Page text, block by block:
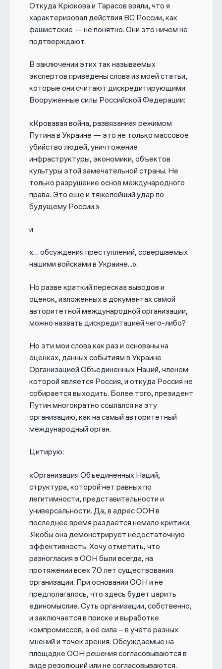
Откуда Крюкова и Тарасов взяли, что я
характеризовал действия ВС России, как
фашистские — не понятно. Они это ничем не
подтверждают.
В заключении этих так называемых
экспертов приведены слова из моей статьи,
которые они считают дискредитирующими
Вооруженные силы Российской Федерации:
«Кровавая война, развязанная режимом
Путина в Украине — это не только массовое
убийство людей, уничтожение
инфраструктуры, экономики, объектов
культуры этой замечательной страны. Не
только разрушение основ международного
права. Это еще и тяжелейший удар по
будущему России.»
и
«… обсуждения преступлений, совершаемых
нашими войсками в Украине...».
Но разве краткий пересказ выводов и
оценок, изложенных в документах самой
авторитетной международной организации,
можно назвать дискредитацией чего-либо?
Но эти мои слова как раз и основаны на
оценках, данных событиям в Украине
Организацией Объединенных Наций, членом
которой является Россия, и откуда Россия не
собирается выходить. Более того, президент
Путин многократно ссылался на эту
организацию, как на самый авторитетный
международный орган.
Цитирую:
«Организация Объединенных Наций,
структура, которой нет равныхпо
легитимности, представительности и
универсальности. Да, в адрес ООН в
последнее время раздается немало критики.
.Якобы она демонстрирует недостаточную
эффективность. Хочу отметить, что
разногласия в ООН были всегда, на
протяжении всех 70 лет существования
организации. При основании ООН и не
предполагалось, что здесь будет царить
единомыслие. Суть организации, собственно,
и заключается в поиске и выработке
компромиссов, а её сила – в учёте разных
мнений и точек зрения. Обсуждаемые на
площадке ООН решения согласовываются в
виде резолюций или не согласовываются.